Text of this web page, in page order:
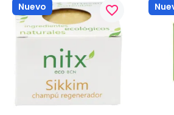
Nuevo favorite_border